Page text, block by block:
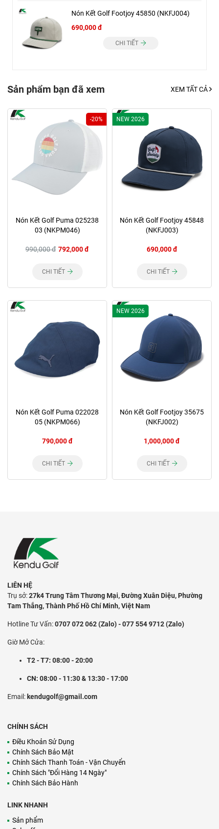
Nón Kết Golf Footjoy 45850 (NKFJ004)
690,000 đ
CHI TIẾT
Sản phẩm bạn đã xem XEM TẤT CẢ
-20%
Nón Kết Golf Puma 025238
03 (NKPM046)
990,000 đ 792,000 đ
CHI TIẾT
NEW 2026
Nón Kết Golf Footjoy 45848
(NKFJ003)
690,000 đ
CHI TIẾT
Nón Kết Golf Puma 022028
05 (NKPM066)
790,000 đ
CHI TIẾT
NEW 2026
Nón Kết Golf Footjoy 35675
(NKFJ002)
1,000,000 đ
CHI TIẾT
LIÊN HỆ
Trụ sở:27k4 Trung Tâm Thương Mại, Đường Xuân Diệu, Phường
Tam Thắng, Thành Phố Hồ Chí Minh, Việt Nam
Hotline Tư Vấn:0707 072 062 (Zalo) - 077 554 9712 (Zalo)
Giờ Mở Cửa:
T2 - T7: 08:00 - 20:00
CN: 08:00 - 11:30 & 13:30 - 17:00
Email: kendugolf@gmail.com
CHÍNH SÁCH
Điều Khoản Sử Dụng
Chính Sách Bảo Mật
Chính Sách Thanh Toán - Vận Chuyển
Chính Sách "Đổi Hàng 14 Ngày"
Chính Sách Bảo Hành
LINK NHANH
Sản phẩm